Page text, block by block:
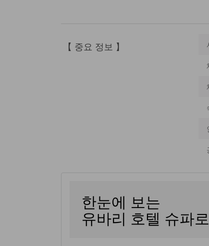
【 중요 정보 】
한눈에 보는
유바리 호텔 슈파로